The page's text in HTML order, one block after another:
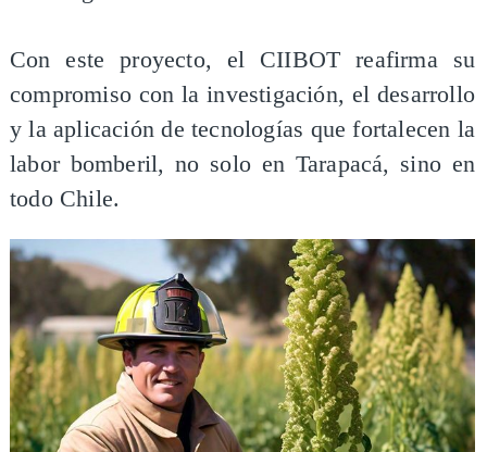
Con este proyecto, el CIIBOT reafirma su
compromiso con la investigación, el desarrollo
y la aplicación de tecnologías que fortalecen la
labor bomberil, no solo en Tarapacá, sino en
todo Chile.